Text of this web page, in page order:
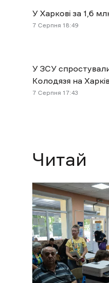
У Харкові за 1,6
7 Cерпня 18:49
У ЗСУ
Колодязя на
7 Cерпня 17:43
Читай